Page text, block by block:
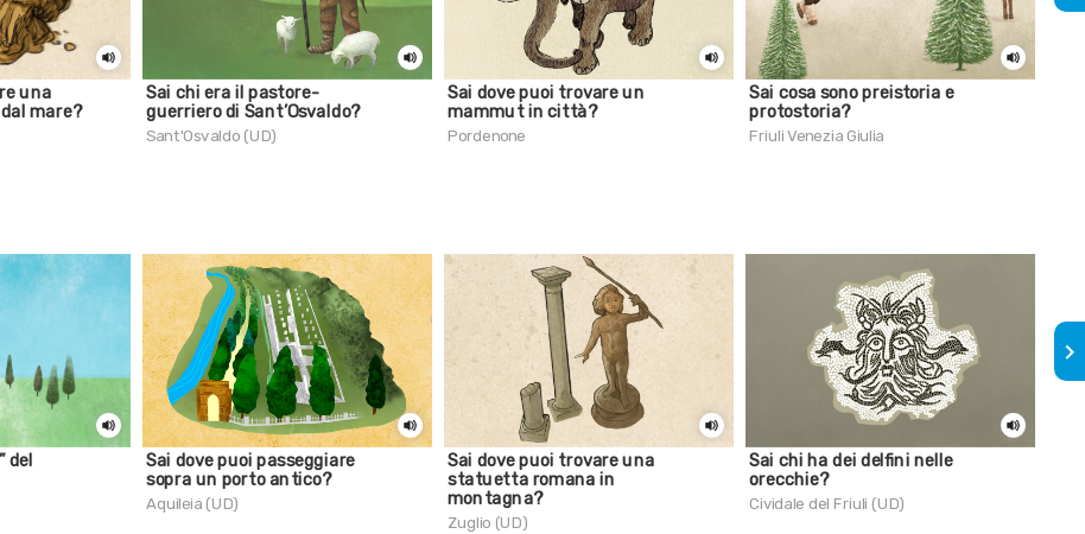
una
mare?
Sai chi era il pastore-
guerriero di Sant’Osvaldo?
Sant'Osvaldo (UD)
Sai dove puoi trovare un
mammut in città?
Pordenone
Sai cosa sono preistoria e
protostoria?
Friuli Venezia Giulia
del
Sai dove puoi passeggiare
sopra un porto antico?
Aquileia (UD)
Sai dove puoi trovare una
statuetta romana in
montagna?
Zuglio (UD)
Sai chi ha dei delfini nelle
orecchie?
Cividale del Friuli (UD)
keyboard_arrow_right